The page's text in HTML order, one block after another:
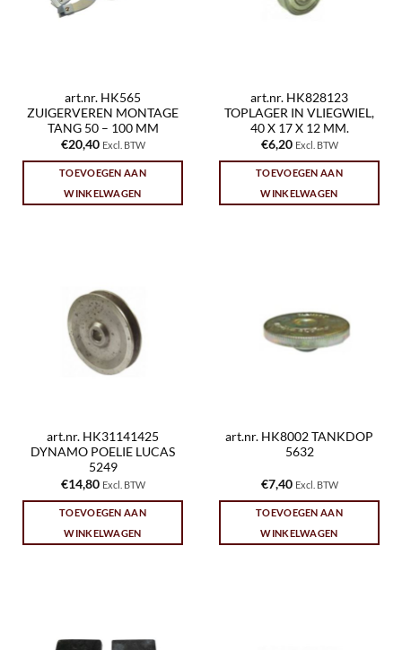
art.nr. HK565
ZUIGERVEREN MONTAGE
TANG 50 – 100 MM
€20,40 Excl. BTW
TOEVOEGEN AAN
WINKELWAGEN
art.nr. HK828123
TOPLAGER IN VLIEGWIEL,
40 X 17 X 12 MM.
€6,20 Excl. BTW
TOEVOEGEN AAN
WINKELWAGEN
art.nr. HK31141425
DYNAMO POELIE LUCAS
5249
€14,80 Excl. BTW
TOEVOEGEN AAN
WINKELWAGEN
art.nr. HK8002 TANKDOP
5632
€7,40 Excl. BTW
TOEVOEGEN AAN
WINKELWAGEN